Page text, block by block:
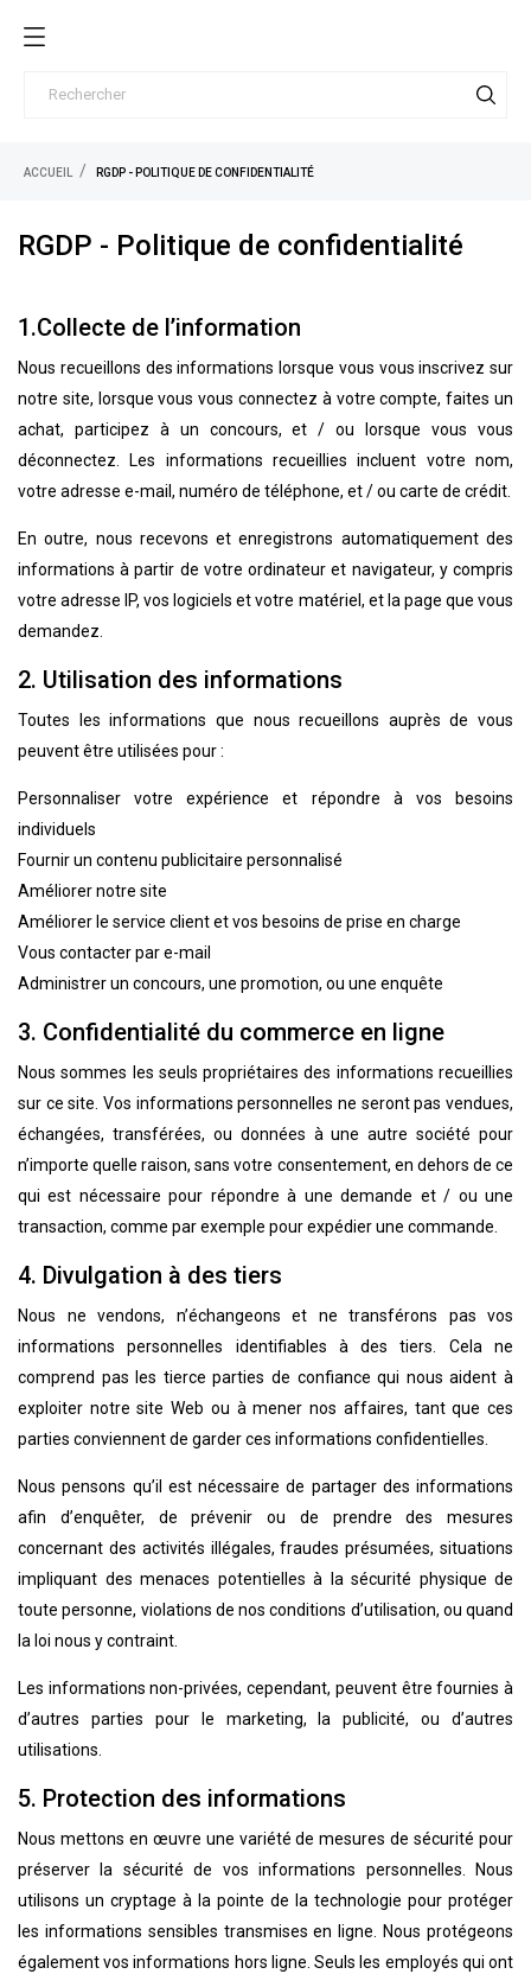
ACCUEIL RGDP - POLITIQUE DE CONFIDENTIALITÉ
RGDP - Politique de confidentialité
1.Collecte de l’information
Nous recueillons des informations lorsque vous vous inscrivez sur
notre site, lorsque vous vous connectez à votre compte, faites un
achat, participez à un concours, et / ou lorsque vous vous
déconnectez. Les informations recueillies incluent votre nom,
votre adresse e-mail, numéro de téléphone, et / ou carte de crédit.
En outre, nous recevons et enregistrons automatiquement des
informations à partir de votre ordinateur et navigateur, y compris
votre adresse IP, vos logiciels et votre matériel, et la page que vous
demandez.
2. Utilisation des informations
Toutes les informations que nous recueillons auprès de vous
peuvent être utilisées pour :
Personnaliser votre expérience et répondre à vos besoins
individuels
Fournir un contenu publicitaire personnalisé
Améliorer notre site
Améliorer le service client et vos besoins de prise en charge
Vous contacter par e-mail
Administrer un concours, une promotion, ou une enquête
3. Confidentialité du commerce en ligne
Nous sommes les seuls propriétaires des informations recueillies
sur ce site. Vos informations personnelles ne seront pas vendues,
échangées, transférées, ou données à une autre société pour
n’importe quelle raison, sans votre consentement, en dehors de ce
qui est nécessaire pour répondre à une demande et / ou une
transaction, comme par exemple pour expédier une commande.
4. Divulgation à des tiers
Nous ne vendons, n’échangeons et ne transférons pas vos
informations personnelles identifiables à des tiers. Cela ne
comprend pas les tierce parties de confiance qui nous aident à
exploiter notre site Web ou à mener nos affaires, tant que ces
parties conviennent de garder ces informations confidentielles.
Nous pensons qu’il est nécessaire de partager des informations
afin d’enquêter, de prévenir ou de prendre des mesures
concernant des activités illégales, fraudes présumées, situations
impliquant des menaces potentielles à la sécurité physique de
toute personne, violations de nos conditions d’utilisation, ou quand
la loi nous y contraint.
Les informations non-privées, cependant, peuvent être fournies à
d’autres parties pour le marketing, la publicité, ou d’autres
utilisations.
5. Protection des informations
Nous mettons en œuvre une variété de mesures de sécurité pour
préserver la sécurité de vos informations personnelles. Nous
utilisons un cryptage à la pointe de la technologie pour protéger
les informations sensibles transmises en ligne. Nous protégeons
également vos informations hors ligne. Seuls les employés qui ont